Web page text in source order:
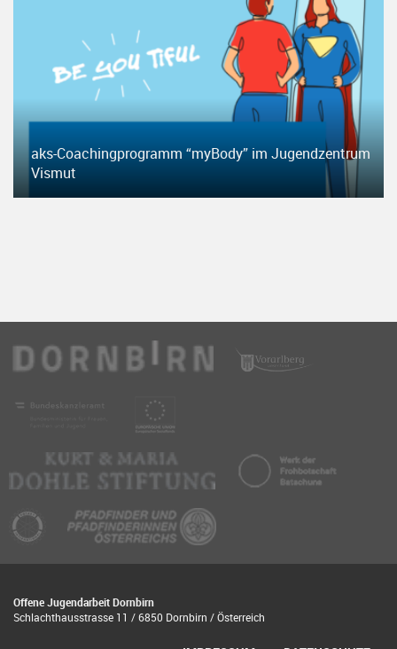
aks-Coachingprogramm “myBody” im Jugendzentrum
Vismut
Offene Jugendarbeit Dornbirn
Schlachthausstrasse 11 / 6850 Dornbirn / Österreich